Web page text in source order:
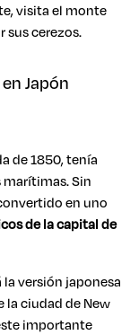
visita el monte
sus cerezos.
Japón
de 1850, tenía
Sin
en uno
de la capital de
versión japonesa
la ciudad de New
importante